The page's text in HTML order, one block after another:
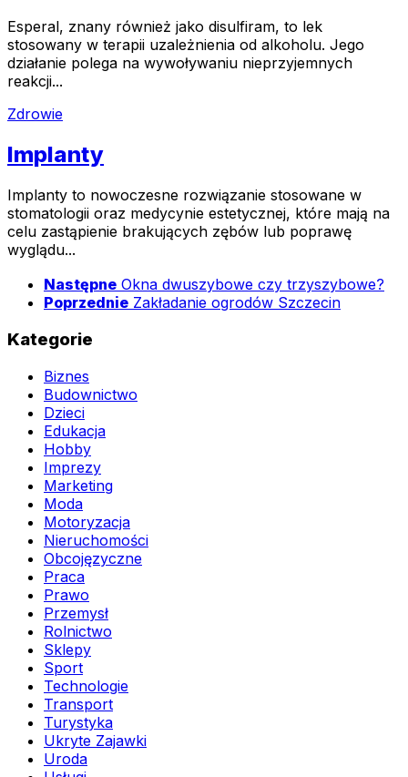
Esperal, znany również jako disulfiram, to lek
stosowany w terapii uzależnienia od alkoholu. Jego
działanie polega na wywoływaniu nieprzyjemnych
reakcji...
Zdrowie
Implanty
Implanty to nowoczesne rozwiązanie stosowane w
stomatologii oraz medycynie estetycznej, które mają na
celu zastąpienie brakujących zębów lub poprawę
wyglądu...
Następne Okna dwuszybowe czy trzyszybowe?
Poprzednie Zakładanie ogrodów Szczecin
Kategorie
Biznes
Budownictwo
Dzieci
Edukacja
Hobby
Imprezy
Marketing
Moda
Motoryzacja
Nieruchomości
Obcojęzyczne
Praca
Prawo
Przemysł
Rolnictwo
Sklepy
Sport
Technologie
Transport
Turystyka
Ukryte Zajawki
Uroda